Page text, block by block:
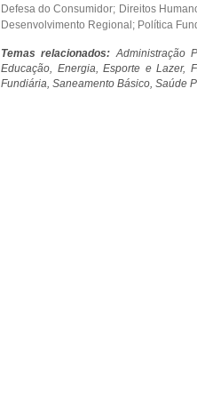
Defesa do Consumidor; Direitos
Desenvolvimento Regional; Política
Temas relacionados:Administração
Educação, Energia, Esporte e Lazer,
Fundiária, Saneamento Básico, Saúde